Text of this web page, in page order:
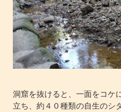
洞窟を抜けると、一面をコケ
立ち、約４０種類の自生のシ